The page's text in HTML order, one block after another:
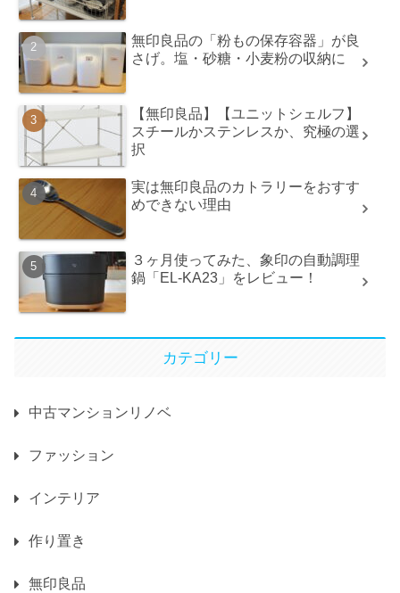
無印良品の「粉もの保存容器」が良
さげ。塩・砂糖・小麦粉の収納に
【無印良品】【ユニットシェルフ】
スチールかステンレスか、究極の選
択
実は無印良品のカトラリーをおすす
めできない理由
３ヶ月使ってみた、象印の自動調理
鍋「EL-KA23」をレビュー！
カテゴリー
中古マンションリノベ
ファッション
インテリア
作り置き
無印良品